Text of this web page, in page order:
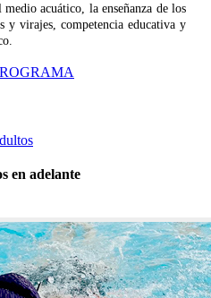
acuático, la enseñanza de los
y virajes, competencia educativa y
en adelante